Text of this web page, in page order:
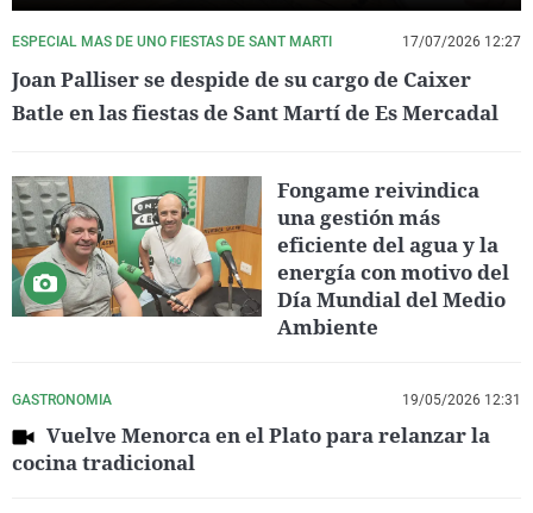
ESPECIAL MAS DE UNO FIESTAS DE SANT MARTI 17/07/2026 12:27
Joan Palliser se despide de su cargo de Caixer
Batle en las fiestas de Sant Martí de Es Mercadal
Fongame reivindica
una gestión más
eficiente del agua y la
energía con motivo del
Día Mundial del Medio
Ambiente
GASTRONOMIA 19/05/2026 12:31
Vuelve Menorca en el Plato para relanzar la
cocina tradicional